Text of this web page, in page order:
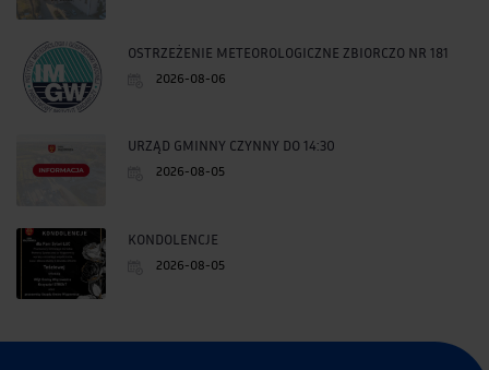
OSTRZEŻENIE METEOROLOGICZNE ZBIORCZO NR 181
2026-08-06
URZĄD GMINNY CZYNNY DO 14:30
2026-08-05
KONDOLENCJE
2026-08-05